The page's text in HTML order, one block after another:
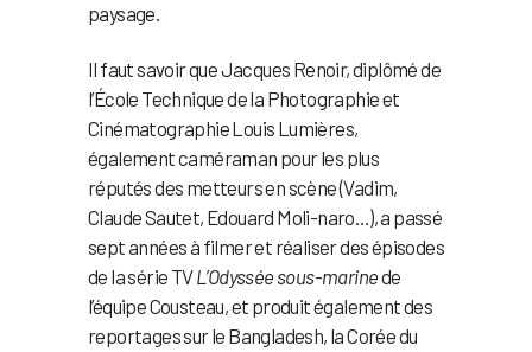
paysage.
Il faut savoir que Jacques Renoir, diplômé de
l’École Technique de la Photographie et
Cinématographie Louis Lumières,
également caméraman pour les plus
réputés des metteurs en scène (Vadim,
Claude Sautet, Edouard Moli-naro…), a passé
sept années à filmer et réaliser des épisodes
de la série TVL’Odyssée sous-marinede
l’équipe Cousteau, et produit également des
reportages sur le Bangladesh, la Corée du